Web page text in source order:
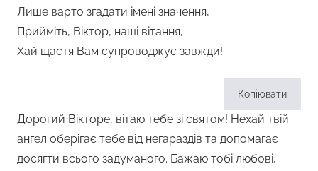
Лише варто згадати імені значення,
Прийміть, Віктор, наші вітання,
Хай щастя Вам супроводжує завжди!
Копіювати
Дорогий Вікторе, вітаю тебе зі святом! Нехай твій
ангел оберігає тебе від негараздів та допомагає
досягти всього задуманого. Бажаю тобі любові,